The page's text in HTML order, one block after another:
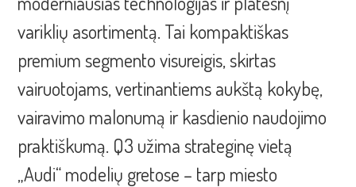
variklių asortimentą. Tai kompaktiškas
premium segmento visureigis, skirtas
vairuotojams, vertinantiems aukštą kokybę,
vairavimo malonumą ir kasdienio naudojimo
praktiškumą. Q3 užima strateginę vietą
„Audi“ modelių gretose – tarp miesto